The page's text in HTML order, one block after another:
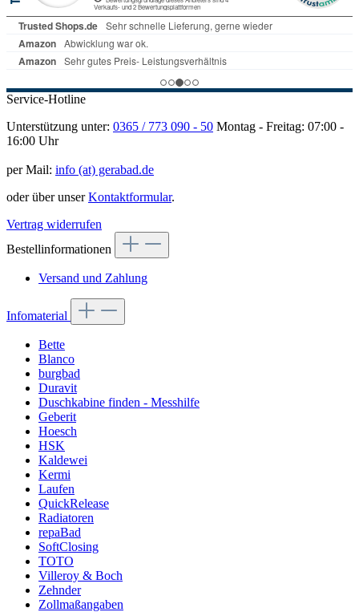
Service-Hotline
Unterstützung unter: 0365 / 773 090 - 50 Montag - Freitag: 07:00 -
16:00 Uhr
per Mail: info (at) gerabad.de
oder über unserKontaktformular.
Vertrag widerrufen
Bestellinformationen
Versand und Zahlung
Infomaterial
Bette
Blanco
burgbad
Duravit
Duschkabine finden - Messhilfe
Geberit
Hoesch
HSK
Kaldewei
Kermi
Laufen
QuickRelease
Radiatoren
repaBad
SoftClosing
TOTO
Villeroy & Boch
Zehnder
Zollmaßangaben